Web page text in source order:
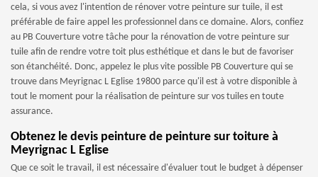
cela, si vous avez l'intention de rénover votre peinture sur tuile, il est
préférable de faire appel les professionnel dans ce domaine. Alors, confiez
au PB Couverture votre tâche pour la rénovation de votre peinture sur
tuile afin de rendre votre toit plus esthétique et dans le but de favoriser
son étanchéité. Donc, appelez le plus vite possible PB Couverture qui se
trouve dans Meyrignac L Eglise 19800 parce qu'il est à votre disponible à
tout le moment pour la réalisation de peinture sur vos tuiles en toute
assurance.
Obtenez le devis peinture de peinture sur toiture à
Meyrignac L Eglise
Que ce soit le travail, il est nécessaire d'évaluer tout le budget à dépenser